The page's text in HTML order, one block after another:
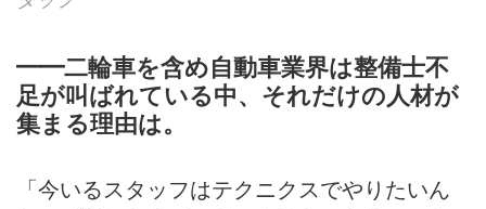
━━二輪車を含め自動車業界は整備士不
足が叫ばれている中、それだけの人材が
集まる理由は。
「今いるスタッフはテクニクスでやりたいん